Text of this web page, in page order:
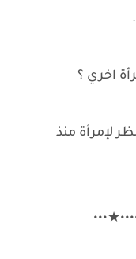
اخري ؟
لإمرأة منذ